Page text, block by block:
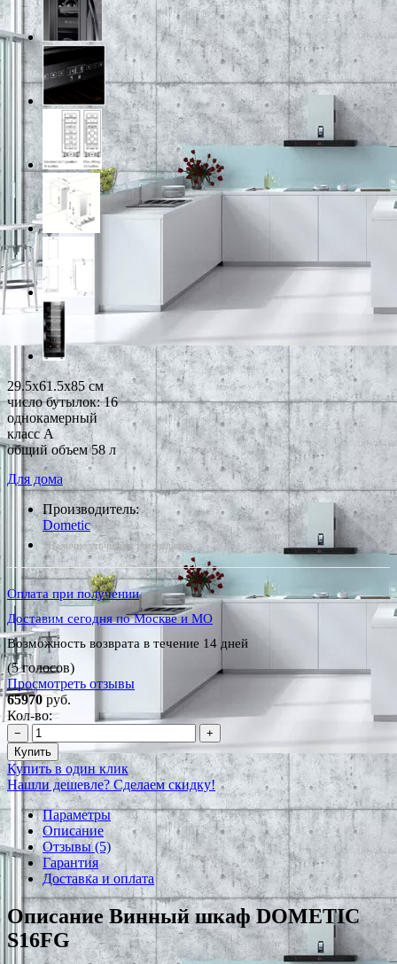
29.5x61.5x85 см
число бутылок: 16
однокамерный
класс A
общий объем 58 л
Для дома
Производитель:
Dometic
*Наличие уточняйте у менеджера
Оплата при получении
Доставим сегодня по Москве и МО
Возможность возврата в течение 14 дней
(5 голосов)
Просмотреть отзывы
65970руб.
Кол-во:
−
+
Купить
Купить в один клик
Нашли дешевле? Сделаем скидку!
Параметры
Описание
Отзывы (5)
Гарантия
Доставка и оплата
Описание Винный шкаф DOMETIC
S16FG